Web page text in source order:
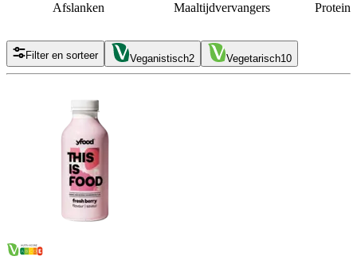
Afslanken Maaltijdvervangers
Filter en sorteer Veganistisch2 Vegetarisch10